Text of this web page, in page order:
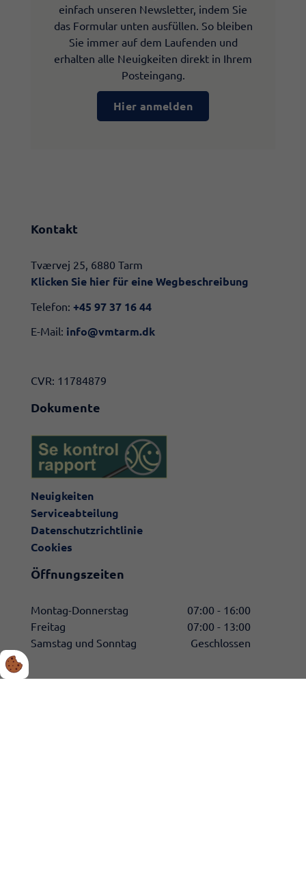
einfach unseren Newsletter, indem Sie
das Formular unten ausfüllen. So bleiben
Sie immer auf dem Laufenden und
erhalten alle Neuigkeiten direkt in Ihrem
Posteingang.
Hier anmelden
Kontakt
​​Tværvej 25, 6880 Tarm
Klicken Sie hier für eine Wegbeschreibung​
Telefon: +45 97 37 16 44
E-Mail: info@vmtarm.dk
CVR: 11784879
Dokumente
Neuigkeiten
Serviceabteilung
Datenschutzrichtlinie
Cookies
Öffnungszeiten
Montag-Donnerstag
07:00 - 16:00
Freitag
07:00 - 13:00
Samstag und Sonntag
Geschlossen